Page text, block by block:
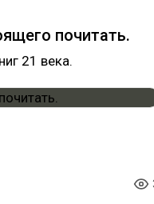
почитать.
21 века.